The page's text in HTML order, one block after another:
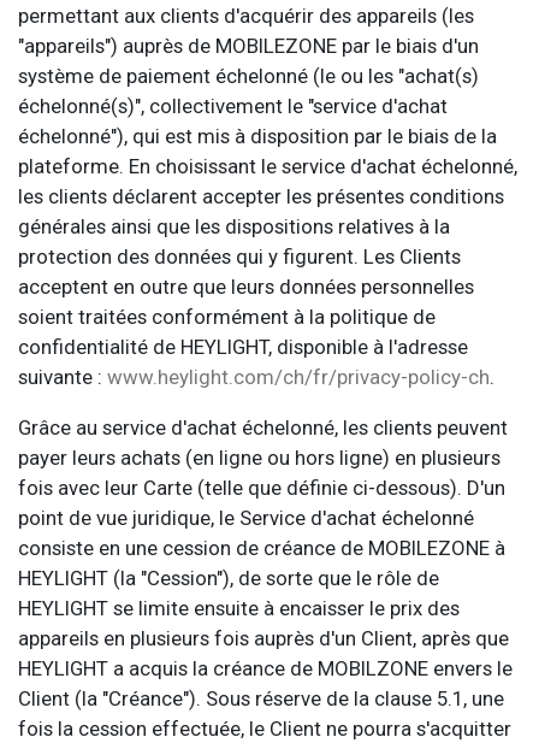
permettant aux clients d'acquérir des appareils (les
"appareils") auprès de MOBILEZONE par le biais d'un
système de paiement échelonné (le ou les "achat(s)
échelonné(s)", collectivement le "service d'achat
échelonné"), qui est mis à disposition par le biais de la
plateforme. En choisissant le service d'achat échelonné,
les clients déclarent accepter les présentes conditions
générales ainsi que les dispositions relatives à la
protection des données qui y figurent. Les Clients
acceptent en outre que leurs données personnelles
soient traitées conformément à la politique de
confidentialité de HEYLIGHT, disponible à l'adresse
suivante :www.heylight.com/ch/fr/privacy-policy-ch.
Grâce au service d'achat échelonné, les clients peuvent
payer leurs achats (en ligne ou hors ligne) en plusieurs
fois avec leur Carte (telle que définie ci-dessous). D'un
point de vue juridique, le Service d'achat échelonné
consiste en une cession de créance de MOBILEZONE à
HEYLIGHT (la "Cession"), de sorte que le rôle de
HEYLIGHT se limite ensuite à encaisser le prix des
appareils en plusieurs fois auprès d'un Client, après que
HEYLIGHT a acquis la créance de MOBILZONE envers le
Client (la "Créance"). Sous réserve de la clause 5.1, une
fois la cession effectuée, le Client ne pourra s'acquitter